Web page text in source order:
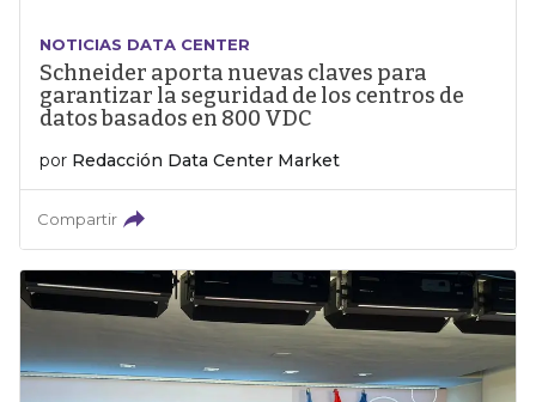
NOTICIAS DATA CENTER
Schneider aporta nuevas claves para
garantizar la seguridad de los centros de
datos basados en 800 VDC
por Redacción Data Center Market
Compartir